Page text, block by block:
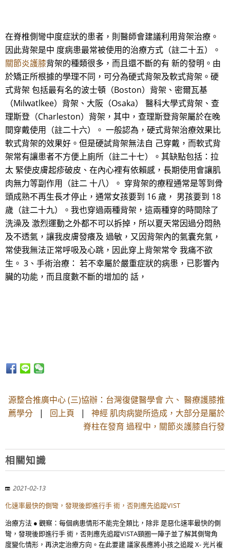
在脊椎側彎中度症狀的患者，則醫師會建議利用背架治療。
因此背架是中 度病患最常被使用的治療方式（註二十五）。
關節炎護膝背架的種類很多，而且還不斷的有 新的發明。由
於矯正所根據的學理不同，可分為硬式背架及軟式背架。硬
式背架 包括最有名的波士頓（Boston）背架、密爾瓦基
（Milwatlkee）背架、大阪（Osaka） 醫科大學式背架、查
理斯登（Charleston）背架，其中，查理斯登背架屬於在晚
間穿戴使用（註二十六）。 一般認為，硬式背架治療效果比
軟式背架的效果好。但是硬試背架無法自 己穿戴，而軟式背
架常有讓患者不方便上廁所（註二十七）。其缺點包括：拉
太 緊使皮膚起疹破皮、在內心裡有依賴感，長期使用會讓肌
肉無力等副作用（註二 十八）。 穿背架的療程通常是等到骨
頭成熟不再生長才停止，通常女孩要到 16 歲， 男孩要到 18
歲（註二十九）。我也穿過兩種背架，這兩種穿的時間除了
洗澡及 激烈運動之外都不可以拆掉，所以夏天常因過分悶熱
及不透氣，讓我皮膚發癢及 過敏，又因背架內的氣囊充氣，
常使我無法正常呼吸及心跳，因此穿上背架常令 我痛不欲
生。 3、手術治療： 若不幸屬於嚴重症狀的病患，已影響內
臟的功能，而且度數不斷的增加的 話，
源整合推廣中心 (三)協辦：台灣復健醫學會 六、 醫療護膝推
薦學分 | 回上頁 | 神經 肌肉病變所造成，大部分是屬於
脊柱在發育 過程中，關節炎護膝自行發
相關知識
2021-02-13
化速率最快的側彎，發現後即進行手 術，否則應先追蹤VIST
治療方法 ● 觀察：每個病患情形不能完全類比，除非 是惡化速率最快的側
彎，發現後即進行手 術，否則應先追蹤VISTA頸圈一陣子並了解其側彎角
度變化情形，再決定治療方向。在此要建 議家長應將小孩之追蹤 X- 光片複